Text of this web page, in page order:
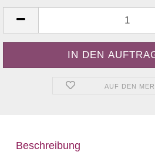
AUF DEN
Beschreibung